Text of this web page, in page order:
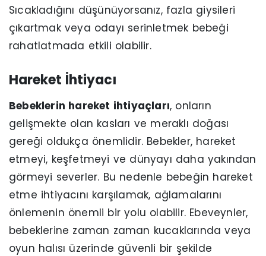
Sıcakladığını düşünüyorsanız, fazla giysileri
çıkartmak veya odayı serinletmek bebeği
rahatlatmada etkili olabilir.
Hareket İhtiyacı
Bebeklerin hareket ihtiyaçları, onların
gelişmekte olan kasları ve meraklı doğası
gereği oldukça önemlidir. Bebekler, hareket
etmeyi, keşfetmeyi ve dünyayı daha yakından
görmeyi severler. Bu nedenle bebeğin hareket
etme ihtiyacını karşılamak, ağlamalarını
önlemenin önemli bir yolu olabilir. Ebeveynler,
bebeklerine zaman zaman kucaklarında veya
oyun halısı üzerinde güvenli bir şekilde